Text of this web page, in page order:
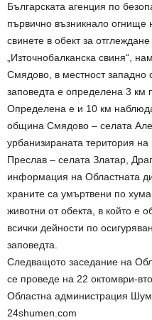
Българската агенция по
първично възникнало огнище
свинете в обект за
„Източнобалканска свиня“,
Смядово, в местност западно
заповедта е определена 3 км
Определена е и 10 км
община Смядово – селата
урбанизираната територия
Преслав – селата Златар,
информация на Областната
храните са умъртвени по
животни от обекта, в който е
всички дейности по
заповедта.
Следващото заседание на
се проведе на 22 октомври-
Областна администрация
24shumen.com